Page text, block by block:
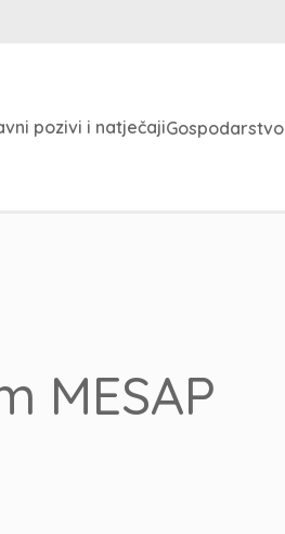
pozivi i natječajiGospodarstvo
MESAP